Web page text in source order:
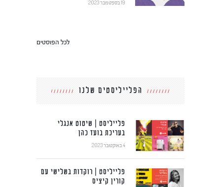
19 בספטמבר 2023
לכל הפוסטים
הפלייליסטים שלנו
פלייליסט | שיטוט אנגלי
בעריכת בועז כהן
4 באוקטובר 2023
פלייליסט | רוקדות בשלישי עם
קורין קיציס